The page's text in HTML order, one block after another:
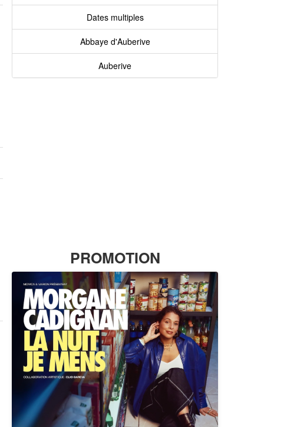
Dates multiples
Abbaye d'Auberive
Auberive
PROMOTION